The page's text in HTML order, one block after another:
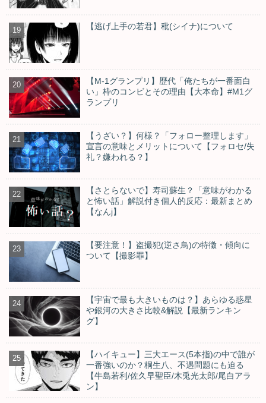
【逃げ上手の若君】秕(シイナ)について
【M-1グランプリ】歴代「俺たちが一番面白
い」枠のコンビとその理由【大本命】#M1グ
ランプリ
【うざい？】何様？「フォロー整理します」
宣言の意味とメリットについて【フォロセ/失
礼？嫌われる？】
【さとらないで】寿司蘇生？「意味がわかる
と怖い話」解説付き個人的反応：最新まとめ
【なんj】
【要注意！】盗撮犯(逆さ鳥)の特徴・傾向に
ついて【撮影罪】
【宇宙で最も大きいものは？】あらゆる惑星
や銀河の大きさ比較&解説【最新ランキン
グ】
【ハイキュー】三大エース(5本指)の中で誰が
一番強いのか？桐生八、不遇問題にも迫る
【牛島若利/佐久早聖臣/木兎光太郎/尾白アラ
ン】